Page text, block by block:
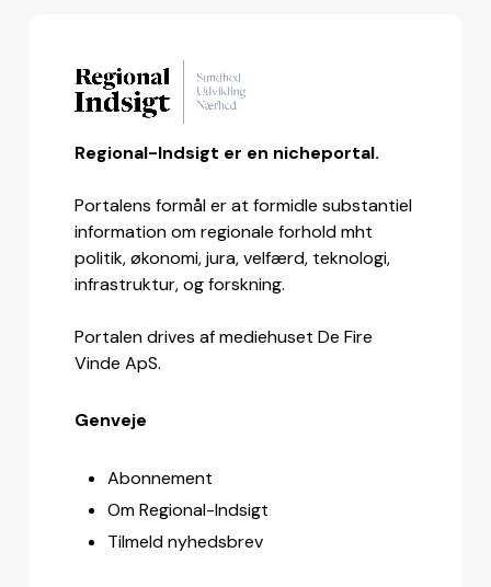
Regional-Indsigt er en nicheportal.
Portalens formål er at formidle substantiel
information om regionale forhold mht
politik, økonomi, jura, velfærd, teknologi,
infrastruktur, og forskning.
Portalen drives af mediehuset De Fire
Vinde ApS.
Genveje
Abonnement
Om Regional-Indsigt
Tilmeld nyhedsbrev